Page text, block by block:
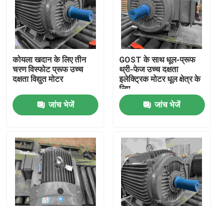
उत्पादों
वीडियो
कोयला खदान के लिए तीन
चरण विस्फोट प्रूफ उच्च
दक्षता विद्युत मोटर
जांच भेजें
GOST के साथ धूल-प्रूफ
थ्री-फेज उच्च दक्षता
इलेक्ट्रिक मोटर धूल क्षेत्र के
लिए
जांच भेजें